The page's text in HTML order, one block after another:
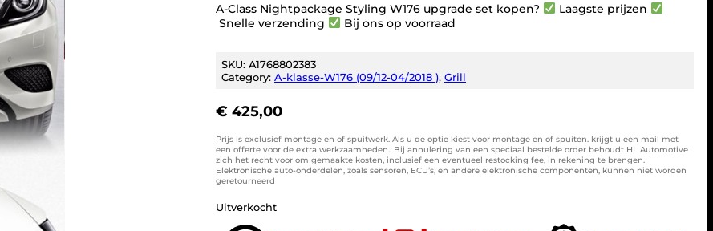
A-Class Nightpackage Styling W176 upgrade set kopen?
Laagste prijzen
Snelle verzending
Bij ons op voorraad
SKU: A1768802383
Category:A-klasse-W176 (09/12-04/2018 ), Grill
€ 425,00
Prijs is exclusief montage en of spuitwerk. Als u de optie kiest voor montage en of spuiten. krijgt u een mail met
een offerte voor de extra werkzaamheden.. Bij annulering van een speciaal bestelde order behoudt HL Automotive
zich het recht voor om gemaakte kosten, inclusief een eventueel restocking fee, in rekening te brengen.
Elektronische auto-onderdelen, zoals sensoren, ECU’s, en andere elektronische componenten, kunnen niet worden
geretourneerd
Uitverkocht